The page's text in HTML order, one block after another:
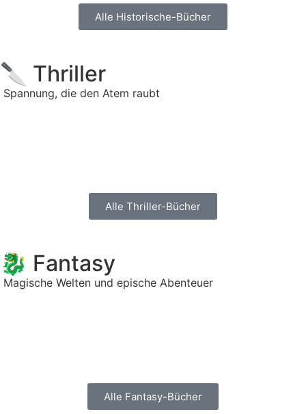
Alle Historische-Bücher
🔪 Thriller
Spannung, die den Atem raubt
Alle Thriller-Bücher
🐉 Fantasy
Magische Welten und epische Abenteuer
Alle Fantasy-Bücher